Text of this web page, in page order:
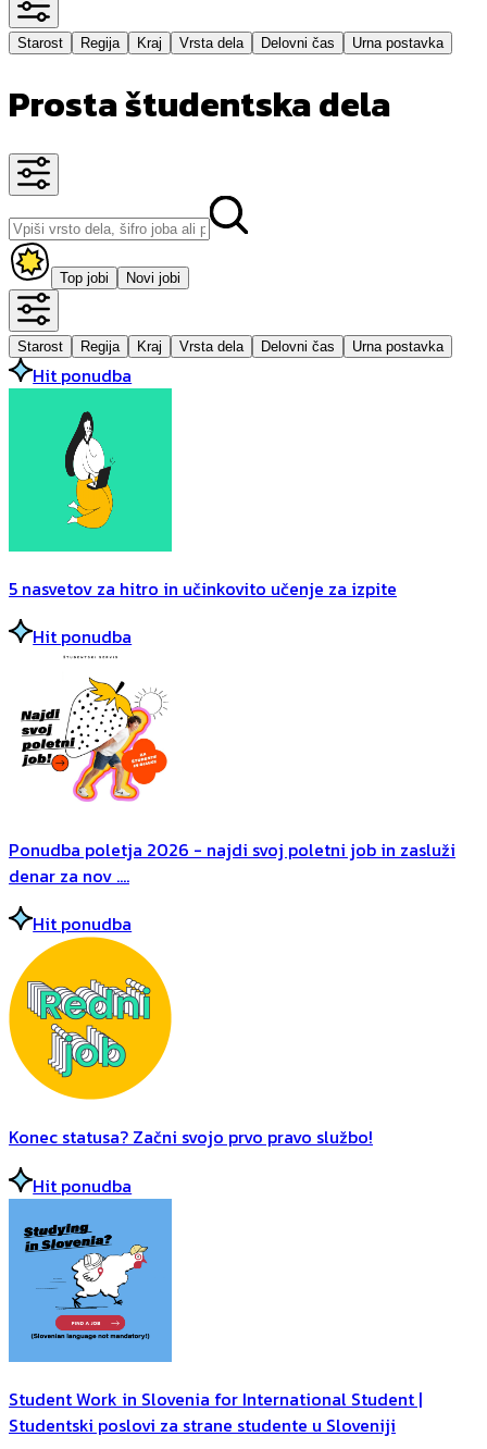
Starost Regija Kraj Vrsta dela Delovni čas Urna postavka
Prosta študentska dela
Top jobi Novi jobi
Starost Regija Kraj Vrsta dela Delovni čas Urna postavka
Hit ponudba
5 nasvetov za hitro in učinkovito učenje za izpite
Hit ponudba
Ponudba poletja 2026 - najdi svoj poletni job in zasluži
denar za nov ....
Hit ponudba
Konec statusa? Začni svojo prvo pravo službo!
Hit ponudba
Student Work in Slovenia for International Student |
Studentski poslovi za strane studente u Sloveniji